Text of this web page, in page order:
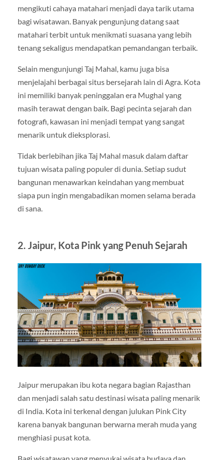
mengikuti cahaya matahari menjadi daya tarik utama
bagi wisatawan. Banyak pengunjung datang saat
matahari terbit untuk menikmati suasana yang lebih
tenang sekaligus mendapatkan pemandangan terbaik.
Selain mengunjungi Taj Mahal, kamu juga bisa
menjelajahi berbagai situs bersejarah lain di Agra. Kota
ini memiliki banyak peninggalan era Mughal yang
masih terawat dengan baik. Bagi pecinta sejarah dan
fotografi, kawasan ini menjadi tempat yang sangat
menarik untuk dieksplorasi.
Tidak berlebihan jika Taj Mahal masuk dalam daftar
tujuan wisata paling populer di dunia. Setiap sudut
bangunan menawarkan keindahan yang membuat
siapa pun ingin mengabadikan momen selama berada
di sana.
2. Jaipur, Kota Pink yang Penuh Sejarah
Jaipur merupakan ibu kota negara bagian Rajasthan
dan menjadi salah satu destinasi wisata paling menarik
di India. Kota ini terkenal dengan julukan Pink City
karena banyak bangunan berwarna merah muda yang
menghiasi pusat kota.